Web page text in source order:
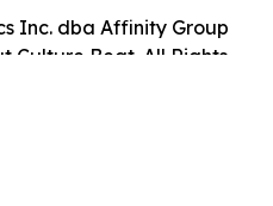
Inc. dba Affinity Group
Culture Beat. All Rights